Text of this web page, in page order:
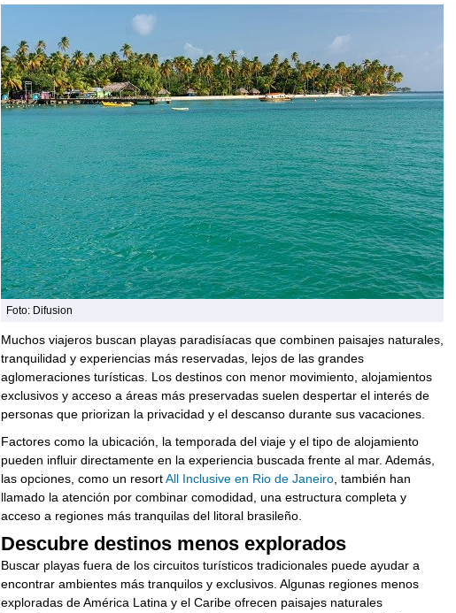
Foto: Difusion
Muchos viajeros buscan playas paradisíacas que combinen paisajes naturales,
tranquilidad y experiencias más reservadas, lejos de las grandes
aglomeraciones turísticas. Los destinos con menor movimiento, alojamientos
exclusivos y acceso a áreas más preservadas suelen despertar el interés de
personas que priorizan la privacidad y el descanso durante sus vacaciones.
Factores como la ubicación, la temporada del viaje y el tipo de alojamiento
pueden influir directamente en la experiencia buscada frente al mar. Además,
las opciones, como un resortAll Inclusive en Rio de Janeiro, también han
llamado la atención por combinar comodidad, una estructura completa y
acceso a regiones más tranquilas del litoral brasileño.
Descubre destinos menos explorados
Buscar playas fuera de los circuitos turísticos tradicionales puede ayudar a
encontrar ambientes más tranquilos y exclusivos. Algunas regiones menos
exploradas de América Latina y el Caribe ofrecen paisajes naturales